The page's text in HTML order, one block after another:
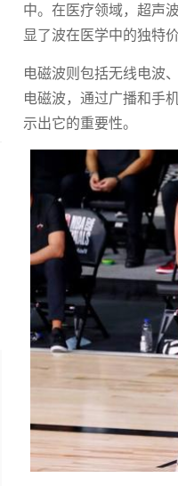
中。在医疗领域，超声
显了波在医学中的独特价
电磁波则包括无线电波
电磁波，通过广播和手
示出它的重要性。